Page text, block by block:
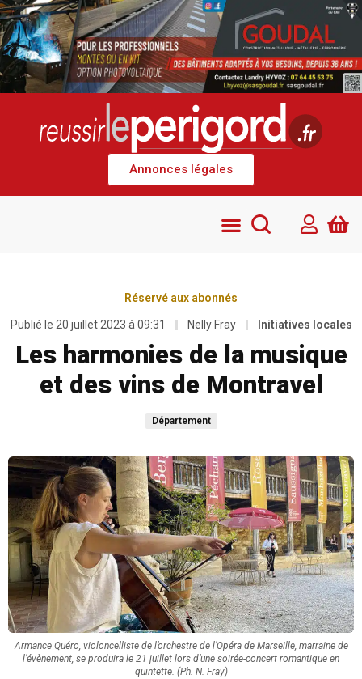
Annonces légales
Réservé aux abonnés
Publié le 20 juillet 2023 à 09:31 Nelly Fray Initiatives locales
Les harmonies de la musique
et des vins de Montravel
Département
Armance Quéro, violoncelliste de l’orchestre de l’Opéra de Marseille, marraine de
l’évènement, se produira le 21 juillet lors d’une soirée-concert romantique en
quintette. (Ph. N. Fray)